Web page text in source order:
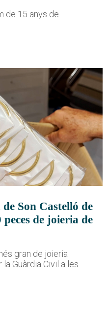
de 15 anys de
Son Castelló de
peces de joieria de
gran de joieria
Guàrdia Civil a les